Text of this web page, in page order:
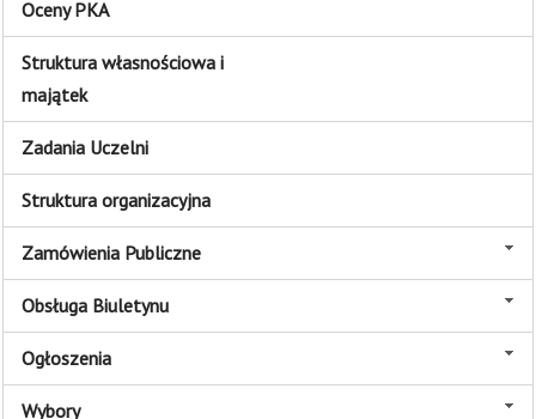
Oceny PKA
Struktura własnościowa i
majątek
Zadania Uczelni
Struktura organizacyjna
Zamówienia Publiczne
Obsługa Biuletynu
Ogłoszenia
Wybory